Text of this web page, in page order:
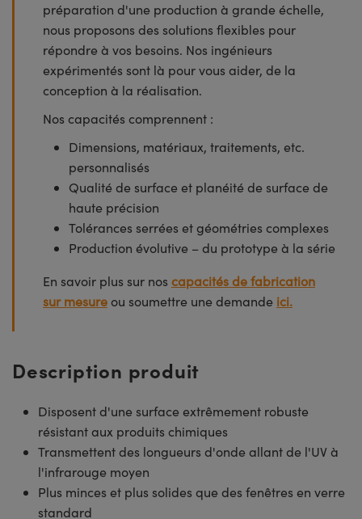
préparation d'une production à grande échelle,
nous proposons des solutions flexibles pour
répondre à vos besoins. Nos ingénieurs
expérimentés sont là pour vous aider, de la
conception à la réalisation.
Nos capacités comprennent :
Dimensions, matériaux, traitements, etc.
personnalisés
Qualité de surface et planéité de surface de
haute précision
Tolérances serrées et géométries complexes
Production évolutive – du prototype à la série
En savoir plus sur nos capacités de fabrication
sur mesure ou soumettre une demande ici.
Description produit
Disposent d'une surface extrêmement robuste
résistant aux produits chimiques
Transmettent des longueurs d'onde allant de l'UV à
l'infrarouge moyen
Plus minces et plus solides que des fenêtres en verre
standard